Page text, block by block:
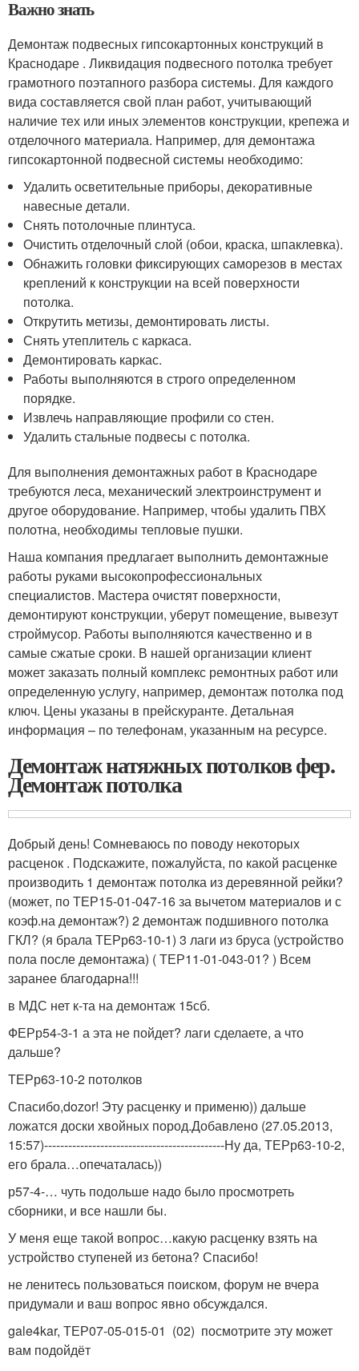
Важно знать
Демонтаж подвесных гипсокартонных конструкций в
Краснодаре . Ликвидация подвесного потолка требует
грамотного поэтапного разбора системы. Для каждого
вида составляется свой план работ, учитывающий
наличие тех или иных элементов конструкции, крепежа и
отделочного материала. Например, для демонтажа
гипсокартонной подвесной системы необходимо:
Удалить осветительные приборы, декоративные
навесные детали.
Снять потолочные плинтуса.
Очистить отделочный слой (обои, краска, шпаклевка).
Обнажить головки фиксирующих саморезов в местах
креплений к конструкции на всей поверхности
потолка.
Открутить метизы, демонтировать листы.
Снять утеплитель с каркаса.
Демонтировать каркас.
Работы выполняются в строго определенном
порядке.
Извлечь направляющие профили со стен.
Удалить стальные подвесы с потолка.
Для выполнения демонтажных работ в Краснодаре
требуются леса, механический электроинструмент и
другое оборудование. Например, чтобы удалить ПВХ
полотна, необходимы тепловые пушки.
Наша компания предлагает выполнить демонтажные
работы руками высокопрофессиональных
специалистов. Мастера очистят поверхности,
демонтируют конструкции, уберут помещение, вывезут
строймусор. Работы выполняются качественно и в
самые сжатые сроки. В нашей организации клиент
может заказать полный комплекс ремонтных работ или
определенную услугу, например, демонтаж потолка под
ключ. Цены указаны в прейскуранте. Детальная
информация – по телефонам, указанным на ресурсе.
Демонтаж натяжных потолков фер.
Демонтаж потолка
Добрый день! Сомневаюсь по поводу некоторых
расценок . Подскажите, пожалуйста, по какой расценке
производить 1 демонтаж потолка из деревянной рейки?
(может, по ТЕР15-01-047-16 за вычетом материалов и с
коэф.на демонтаж?) 2 демонтаж подшивного потолка
ГКЛ? (я брала ТЕРр63-10-1) 3 лаги из бруса (устройство
пола после демонтажа) ( ТЕР11-01-043-01? ) Всем
заранее благодарна!!!
в МДС нет к-та на демонтаж 15сб.
ФЕРр54-3-1 а эта не пойдет? лаги сделаете, а что
дальше?
ТЕРр63-10-2 потолков
Спасибо,dozor! Эту расценку и применю)) дальше
ложатся доски хвойных пород.Добавлено (27.05.2013,
15:57)---------------------------------------------Ну да, ТЕРр63-10-2,
его брала…опечаталась))
р57-4-… чуть подольше надо было просмотреть
сборники, и все нашли бы.
У меня еще такой вопрос…какую расценку взять на
устройство ступеней из бетона? Спасибо!
не ленитесь пользоваться поиском, форум не вчера
придумали и ваш вопрос явно обсуждался.
gale4kar, ТЕР07-05-015-01 (02) посмотрите эту может
вам подойдёт